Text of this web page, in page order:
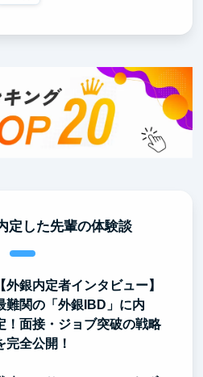
定した先輩の体験談
【外銀内定者インタビュー】
難関の「外銀IBD」に内
！面接・ジョブ突破の戦略
完全公開！